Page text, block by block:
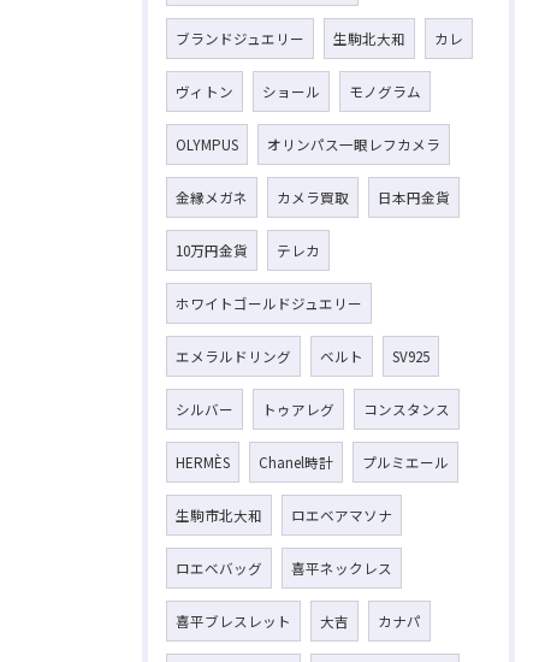
ブランドジュエリー 生駒北大和 カレ
ヴィトン ショール モノグラム
OLYMPUS オリンパス一眼レフカメラ
金縁メガネ カメラ買取 日本円金貨
10万円金貨 テレカ
ホワイトゴールドジュエリー
エメラルドリング ベルト SV925
シルバー トゥアレグ コンスタンス
HERMÈS Chanel時計 プルミエール
生駒市北大和 ロエベアマソナ
ロエベバッグ 喜平ネックレス
喜平ブレスレット 大吉 カナパ